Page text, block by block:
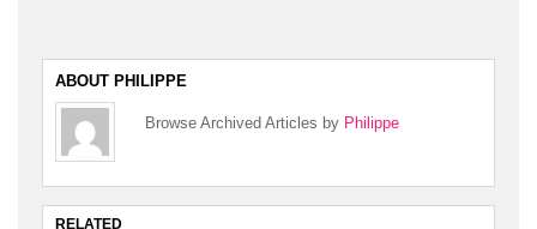
ABOUT PHILIPPE
Browse Archived Articles by Philippe
RELATED